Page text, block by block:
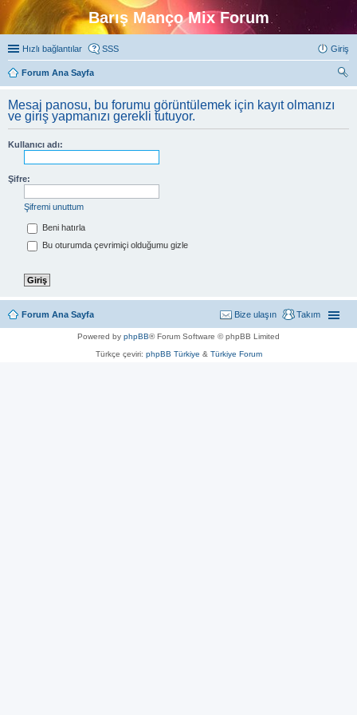
Barış Manço Mix Forum
Hızlı bağlantılar SSS Giriş
Forum Ana Sayfa
Mesaj panosu, bu forumu görüntülemek için kayıt olmanızı
ve giriş yapmanızı gerekli tutuyor.
Kullanıcı adı:
Şifre:
Şifremi unuttum
Beni hatırla
Bu oturumda çevrimiçi olduğumu gizle
Forum Ana Sayfa Takım
Bize ulaşın
Powered by phpBB® Forum Software © phpBB Limited
Türkçe çeviri: phpBB Türkiye & Türkiye Forum